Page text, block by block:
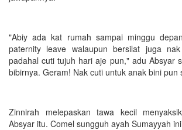
"Abiy ada kat rumah sampai minggu
paternity leave walaupun bersilat juga
padahal cuti tujuh hari aje pun," adu Absyar
bibirnya. Geram! Nak cuti untuk anak bini pun
Zinnirah melepaskan tawa kecil
Absyar itu. Comel sungguh ayah Sumayyah